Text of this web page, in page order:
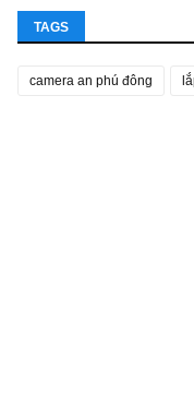
TAGS
camera an phú đông